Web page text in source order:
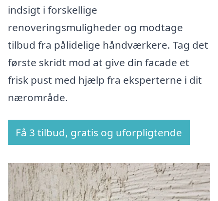
indsigt i forskellige
renoveringsmuligheder og modtage
tilbud fra pålidelige håndværkere. Tag det
første skridt mod at give din facade et
frisk pust med hjælp fra eksperterne i dit
nærområde.
Få 3 tilbud, gratis og uforpligtende